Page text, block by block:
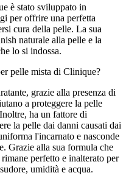
è stato sviluppato in
per offrire una perfetta
cura della pelle. La sua
naturale alla pelle e la
lo si indossa.
pelle mista di Clinique?
grazie alla presenza di
a proteggere la pelle
ha un fattore di
la pelle dai danni causati dai
l'incarnato e nasconde
Grazie alla sua formula che
perfetto e inalterato per
umidità e acqua.